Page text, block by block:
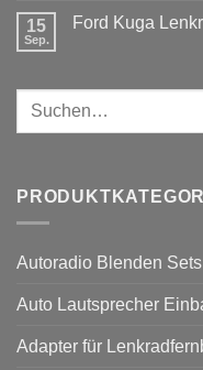
VW
15
Sep.
Ford Kuga
Ford
Lenkradfernbedienung
anschließen
Suchen
Autoradio Blenden Sets
Auto Lautsprecher
Adapter für